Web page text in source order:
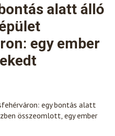
alatt álló
egy ember
egy bontás alatt
összeomlott, egy ember